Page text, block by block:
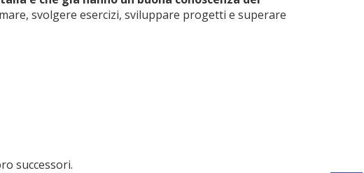
svolgere esercizi, sviluppare progetti e superare
successori.